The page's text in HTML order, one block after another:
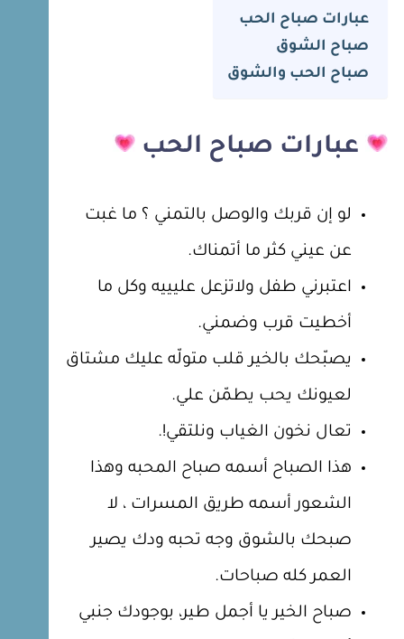
عبارات صباح الحب
صباح الشوق
صباح الحب والشوق
عبارات صباح الحب
لو إن قربك والوصل بالتمني ؟ ما غبت
عن عيني كثر ما أتمناك.
اعتبرني طفل ولاتزعل عليييه وكل ما
أخطيت قرب وضمني.
يصبّحك بالخير قلب متولّه عليك مشتاق
لعيونك يحب يطمّن علي.
تعال نخون الغياب ونلتقي!.
هذا الصباح أسمه صباح المحبه وهذا
الشعور أسمه طريق المسرات ، لا
صبحك بالشوق وجه تحبه ودك يصير
العمر كله صباحات.
صباح الخير يا أجمل طير، بوجودك جنبي